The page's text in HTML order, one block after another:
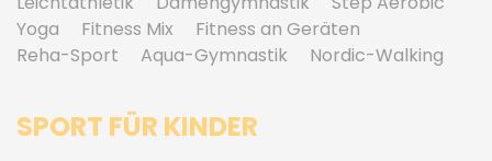
Yoga
Fitness Mix
Fitness an Geräten
Reha-Sport
Aqua-Gymnastik Nordic-Walking
SPORT FÜR KINDER